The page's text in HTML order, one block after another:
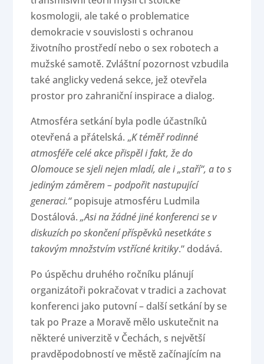
kosmologii, ale také o problematice
demokracie v souvislosti s ochranou
životního prostředí nebo o sex robotech a
mužské samotě. Zvláštní pozornost vzbudila
také anglicky vedená sekce, jež otevřela
prostor pro zahraniční inspirace a dialog.
Atmosféra setkání byla podle účastníků
otevřená a přátelská. „K téměř rodinné
atmosféře celé akce přispěl i fakt, že do
Olomouce se sjeli nejen mladí, ale i „staří“, a to s
jediným záměrem – podpořit nastupující
generaci.“popisuje atmosféru Ludmila
Dostálová. „Asi na žádné jiné konferenci se v
diskuzích po skončení příspěvků nesetkáte s
takovým množstvím vstřícné kritiky.“ dodává.
Po úspěchu druhého ročníku plánují
organizátoři pokračovat v tradici a zachovat
konferenci jako putovní – další setkání by se
tak po Praze a Moravě mělo uskutečnit na
některé univerzitě v Čechách, s největší
pravděpodobností ve městě začínajícím na